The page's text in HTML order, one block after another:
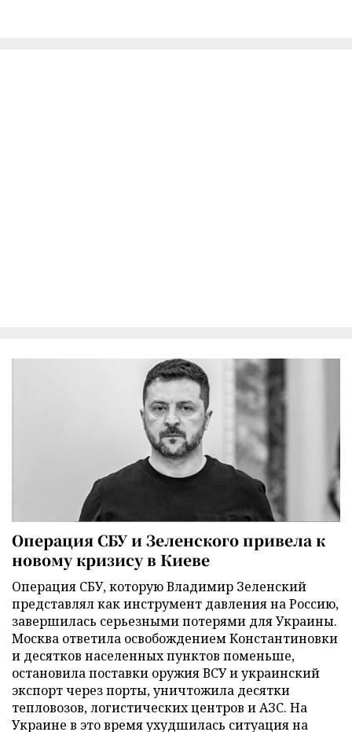
Операция СБУ и Зеленского привела к
новому кризису в Киеве
Операция СБУ, которую Владимир Зеленский
представлял как инструмент давления на Россию,
завершилась серьезными потерями для Украины.
Москва ответила освобождением Константиновки
и десятков населенных пунктов поменьше,
остановила поставки оружия ВСУ и украинский
экспорт через порты, уничтожила десятки
тепловозов, логистических центров и АЗС. На
Украине в это время ухудшилась ситуация на